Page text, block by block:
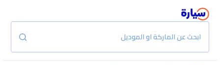
ابحث عن الماركة او الموديل